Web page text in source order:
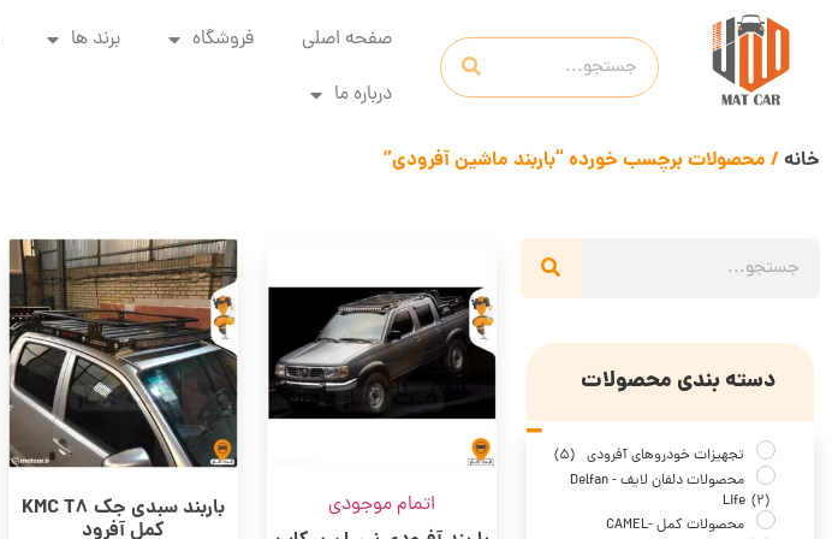
صفحه اصلی فروشگاه برند ها
درباره ما
خانه / محصولات برچسب خورده “باربند ماشین آفرودی”
دسته بندی محصولات
تجهیزات خودروهای آفرودی (5)
محصولات دلفان لایف - Delfan
Life (2)
محصولات کمل -CAMEL
اتمام موجودی باربند سبدی جک KMC T8
کمل آفرود